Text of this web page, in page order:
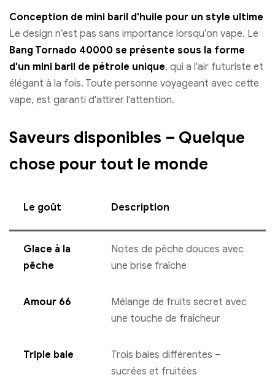
Conception de mini baril d'huile pour un style ultime
Le design n’est pas sans importance lorsqu’on vape. Le
Bang Tornado 40000 se présente sous la forme
d'un mini baril de pétrole unique, qui a l'air futuriste et
élégant à la fois. Toute personne voyageant avec cette
vape, est garanti d'attirer l'attention.
Saveurs disponibles – Quelque
chose pour tout le monde
Le goût Description
Glace à la
pêche
Notes de pêche douces avec
une brise fraîche
Amour 66
Mélange de fruits secret avec
une touche de fraîcheur
Triple baie
Trois baies différentes –
sucrées et fruitées